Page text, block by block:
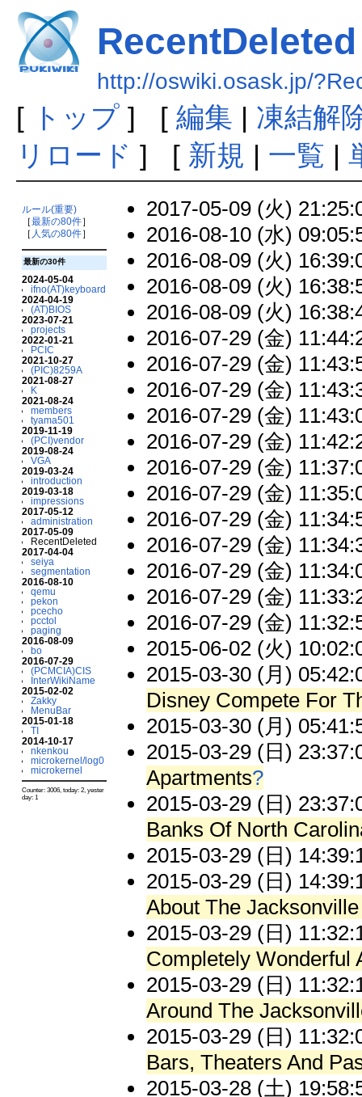
RecentDeleted
http://oswiki.osask.jp/
[ トップ] [ 編集 | 凍結解
リロード ] [ 新規 | 一覧 |
ルール(重要)
［最新の80件］
［ 人気の80件］
最新の30件
2024-05-04
ifno(AT)keyboard
2024-04-19
(AT)BIOS
2023-07-21
projects
2022-01-21
PCIC
2021-10-27
(PIC)8259A
2021-08-27
K
2021-08-24
members
tyama501
2019-11-19
(PCI)vendor
2019-08-24
VGA
2019-03-24
introduction
2019-03-18
impressions
2017-05-12
administration
2017-05-09
RecentDeleted
2017-04-04
seiya
segmentation
2016-08-10
qemu
pekon
pcecho
pcctol
paging
2016-08-09
bo
2016-07-29
(PCMCIA)CIS
InterWikiName
2015-02-02
Zakky
MenuBar
2015-01-18
TI
2014-10-17
nkenkou
microkernel/log0
microkernel
Counter: 3006, today: 2, yester
day: 1
2017-05-09 (火)
2016-08-10 (水)
2016-08-09 (火)
2016-08-09 (火)
2016-08-09 (火)
2016-07-29 (金)
2016-07-29 (金)
2016-07-29 (金)
2016-07-29 (金)
2016-07-29 (金)
2016-07-29 (金)
2016-07-29 (金)
2016-07-29 (金)
2016-07-29 (金)
2016-07-29 (金)
2016-07-29 (金)
2016-07-29 (金)
2015-06-02 (火)
2015-03-30 (月)
Disney Compete For
2015-03-30 (月)
2015-03-29 (日)
Apartments?
2015-03-29 (日)
Banks Of North
2015-03-29 (日)
2015-03-29 (日)
About The
2015-03-29 (日)
Completely Wonderful
2015-03-29 (日)
Around The
2015-03-29 (日)
Bars, Theaters And
2015-03-28 (土)